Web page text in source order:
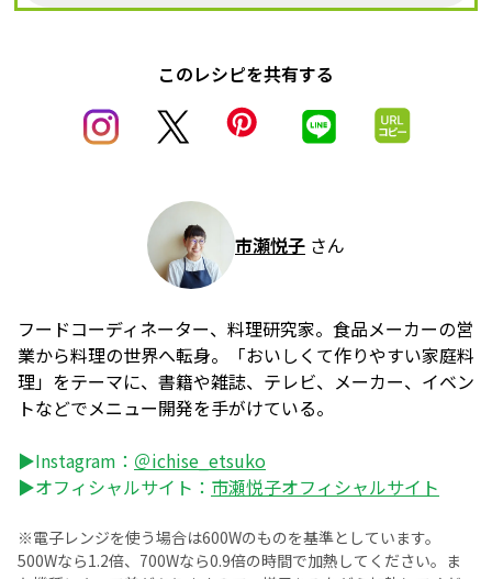
このレシピを共有する
市瀬悦子 さん
フードコーディネーター、料理研究家。食品メーカーの営
業から料理の世界へ転身。「おいしくて作りやすい家庭料
理」をテーマに、書籍や雑誌、テレビ、メーカー、イベン
トなどでメニュー開発を手がけている。
▶Instagram： ＠ichise_etsuko
▶オフィシャルサイト： 市瀬悦子オフィシャルサイト
※電子レンジを使う場合は600Wのものを基準としています。
500Wなら1.2倍、700Wなら0.9倍の時間で加熱してください。ま